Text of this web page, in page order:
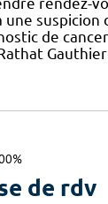
suspicion
de
de rdv